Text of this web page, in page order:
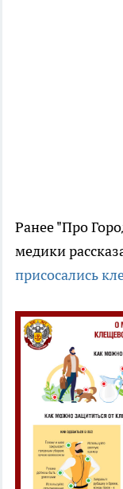
Ранее "Про
медики
присосались